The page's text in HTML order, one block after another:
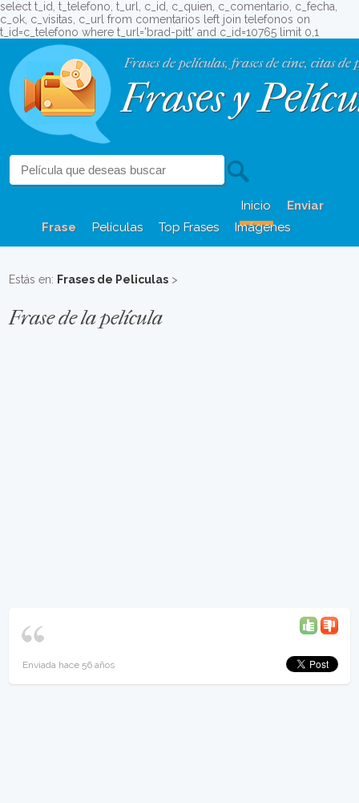
select t_id, t_telefono, t_url, c_id, c_quien, c_comentario, c_fecha,
c_ok, c_visitas, c_url from comentarios left join telefonos on
t_id=c_telefono where t_url='brad-pitt' and c_id=10765 limit 0,1
Frases de películas, frases de cine, citas de
Frases y
Inicio
Enviar
Frase
Películas Top Frases Imágenes
Estás en: Frases de Peliculas >
Frase de la película
Enviada hace 56 años